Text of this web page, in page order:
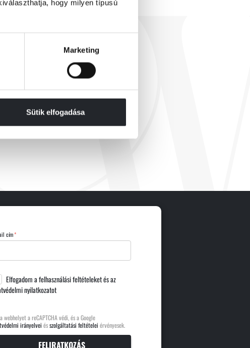
hogy milyen típusú
Marketing
Sütik elfogadása
cím
Elfogadom afelhasználási feltételeketés az
nyilatkozatot
webhelyet a reCAPTCHA védi, és a Google
irányelvei ésszolgáltatási feltételei érvényesek.
FELIRATKOZÁS